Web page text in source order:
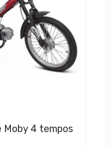
Moby 4 tempos